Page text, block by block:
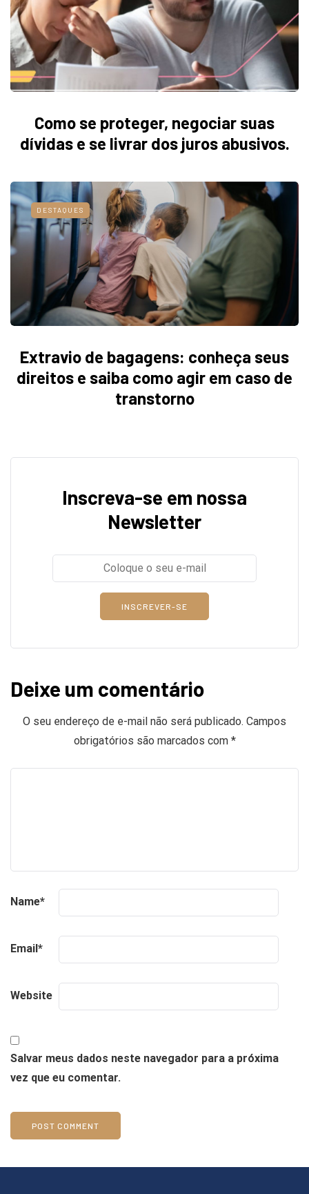
Como se proteger, negociar suas
dívidas e se livrar dos juros abusivos.
DESTAQUES
Extravio de bagagens: conheça seus
direitos e saiba como agir em caso de
transtorno
Inscreva-se em nossa
Newsletter
Deixe um comentário
O seu endereço de e-mail não será publicado. Campos
obrigatórios são marcados com *
Name*
Email*
Website
Salvar meus dados neste navegador para a próxima
vez que eu comentar.